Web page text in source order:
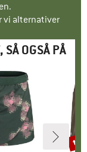
vi alternativer
SÅ OGSÅ PÅ
til